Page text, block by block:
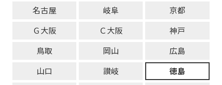
名古屋
岐阜
京都
Ｇ大阪
Ｃ大阪
神戸
鳥取
岡山
広島
山口
讃岐
徳島